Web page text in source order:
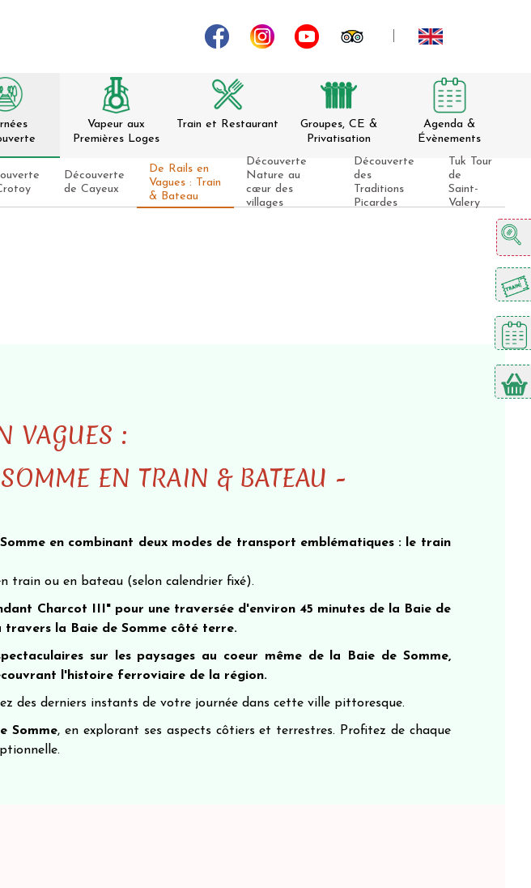
Découverte
de Cayeux
De Rails en
Vagues : Train
& Bateau
Découverte
Nature au
cœur des
villages
Découverte
des
Traditions
Picardes
Tuk Tour
de
Saint-
Valery
Vapeur aux
Premières Loges
Train et Restaurant
Groupes, CE &
Privatisation
Agenda &
Évènements
VAGUES :
EN TRAIN & BATEAU -
en combinant deux modes de transport emblématiques : le train
train ou en bateau (selon calendrier fixé).
Charcot III" pour une traversée d'environ 45 minutes de la Baie de
la Baie de Somme côté terre.
sur les paysages au coeur même de la Baie de Somme,
l'histoire ferroviaire de la région.
des derniers instants de votre journée dans cette ville pittoresque.
Somme, en explorant ses aspects côtiers et terrestres. Profitez de chaque